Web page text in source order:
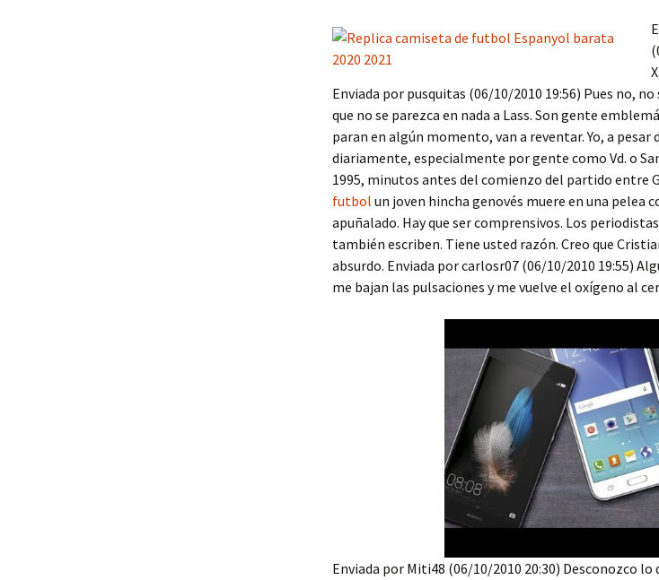
Enviada por pusquitas (06/10/2010 19:56) Pues no,
que no se parezca en nada a Lass. Son gente
paran en algún momento, van a reventar. Yo, a pesar
diariamente, especialmente por gente como Vd. o
1995, minutos antes del comienzo del partido entre
futbol un joven hincha genovés muere en una pelea
apuñalado. Hay que ser comprensivos. Los
también escriben. Tiene usted razón. Creo que
absurdo. Enviada por carlosr07 (06/10/2010 19:55)
me bajan las pulsaciones y me vuelve el oxígeno al
Enviada por Miti48 (06/10/2010 20:30) Desconozco lo